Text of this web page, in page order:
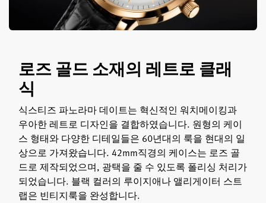
로즈 골드 소재의 레트로 클래
식
식스티즈 파노라마 데이트는 혁신적인 워치메이킹과
우아한 레트로 디자인을 결합하였습니다. 원형의 케이
스 형태와 다양한 디테일들은 60년대의 룩을 현대의 일
상으로 가져왔습니다. 42mm직경의 케이스는 로즈 골
드로 제작되었으며, 광택을 줄 수 있도록 폴리싱 처리가
되었습니다. 블랙 컬러의 루이지애나 앨리게이터 스트
랩은 빈티지룩을 완성합니다.